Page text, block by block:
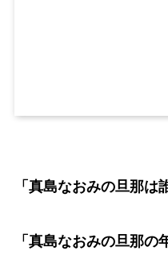
「真島なおみの旦那は
「真島なおみの旦那の